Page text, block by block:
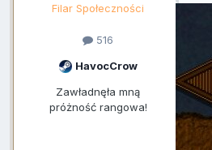
Filar Społeczności
516
HavocCrow
Zawładnęła mną
próżność rangowa!